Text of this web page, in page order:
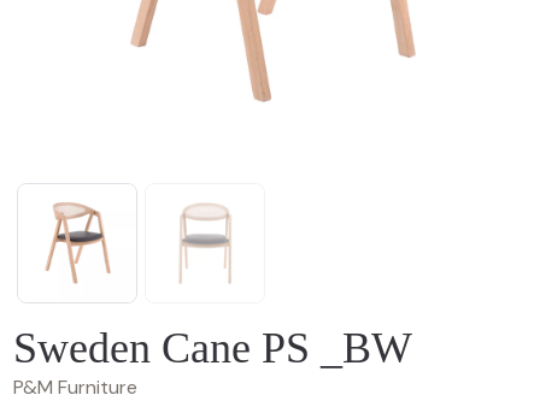
Sweden Cane PS _BW
P&M Furniture